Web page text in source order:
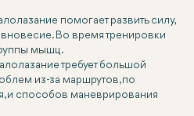
помогает развить силу,
Во время тренировки
мышц.
требует большой
из-за маршрутов, по
и способов маневрирования